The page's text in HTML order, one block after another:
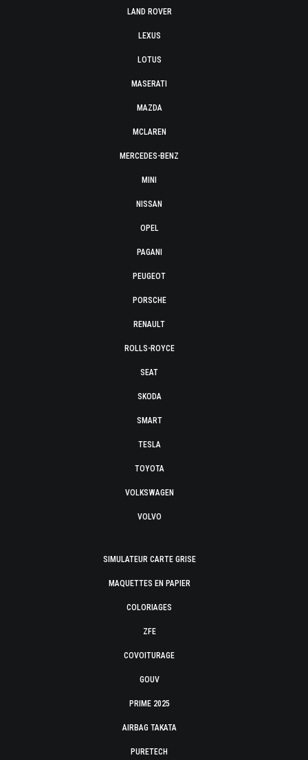
LAND ROVER
LEXUS
LOTUS
MASERATI
MAZDA
MCLAREN
MERCEDES-BENZ
MINI
NISSAN
OPEL
PAGANI
PEUGEOT
PORSCHE
RENAULT
ROLLS-ROYCE
SEAT
SKODA
SMART
TESLA
TOYOTA
VOLKSWAGEN
VOLVO
SIMULATEUR CARTE GRISE
MAQUETTES EN PAPIER
COLORIAGES
ZFE
COVOITURAGE
GOUV
PRIME 2025
AIRBAG TAKATA
PURETECH